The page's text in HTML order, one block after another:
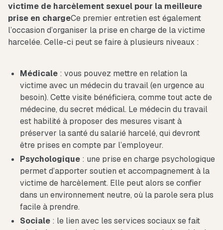
victime de harcèlement sexuel pour la meilleure
prise en chargeCe premier entretien est également
l’occasion d’organiser la prise en charge de la victime
harcelée. Celle-ci peut se faire à plusieurs niveaux :
Médicale : vous pouvez mettre en relation la
victime avec un médecin du travail (en urgence au
besoin). Cette visite bénéficiera, comme tout acte de
médecine, du secret médical. Le médecin du travail
est habilité à proposer des mesures visant à
préserver la santé du salarié harcelé, qui devront
être prises en compte par l’employeur.
Psychologique : une prise en charge psychologique
permet d’apporter soutien et accompagnement à la
victime de harcèlement. Elle peut alors se confier
dans un environnement neutre, où la parole sera plus
facile à prendre.
Sociale : le lien avec les services sociaux se fait